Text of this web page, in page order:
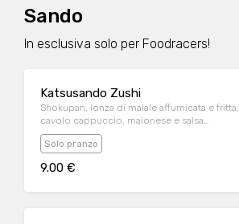
Sando
In esclusiva solo per Foodracers!
Katsusando Zushi
Shokupan, lonza di maiale affumicata e fritta,
cavolo cappuccio, maionese e salsa
tonkatsu
Solo pranzo
9.00 €